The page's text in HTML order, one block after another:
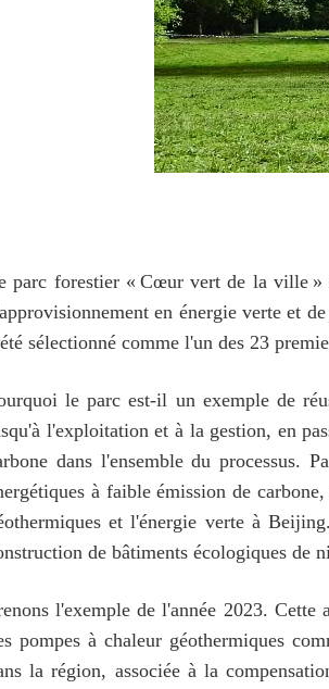
parc forestier « Cœur vert de la ville »
en énergie verte et
sélectionné comme l'un des 23
le parc est-il un exemple de
l'exploitation et à la gestion, en
dans l'ensemble du processus.
à faible émission de
et l'énergie verte à
de bâtiments écologiques de
l'exemple de l'année 2023.
pompes à chaleur géothermiques
la région, associée à la